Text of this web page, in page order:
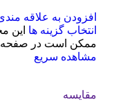
افزودن به علاقه
انتخاب گزینه ها این
ممکن است در صفحه
مشاهده سریع
مقایسه